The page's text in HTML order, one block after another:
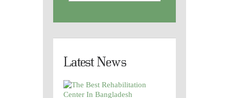
Latest News